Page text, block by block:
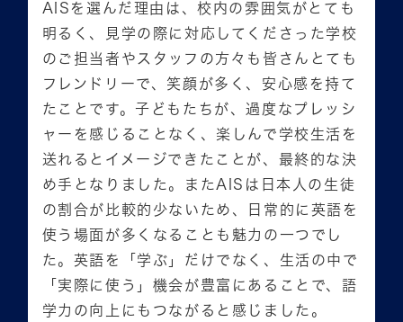
AISを選んだ理由は、校内の雰囲気がとても
明るく、見学の際に対応してくださった学校
のご担当者やスタッフの方々も皆さんとても
フレンドリーで、笑顔が多く、安心感を持て
たことです。子どもたちが、過度なプレッシ
ャーを感じることなく、楽しんで学校生活を
送れるとイメージできたことが、最終的な決
め手となりました。またAISは日本人の生徒
の割合が比較的少ないため、日常的に英語を
使う場面が多くなることも魅力の一つでし
た。英語を「学ぶ」だけでなく、生活の中で
「実際に使う」機会が豊富にあることで、語
学力の向上にもつながると感じました。